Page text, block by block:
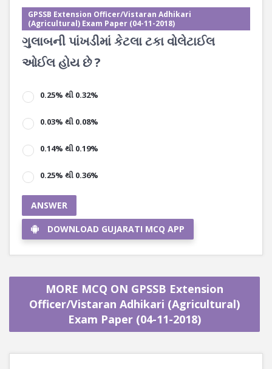
GPSSB Extension Officer/Vistaran Adhikari
(Agricultural) Exam Paper (04-11-2018)
ગુલાબની પાંખડીમાં કેટલા ટકા વોલેટાઈલ
ઓઈલ હોય છે ?
0.25% થી 0.32%
0.03% થી 0.08%
0.14% થી 0.19%
0.25% થી 0.36%
ANSWER
DOWNLOAD GUJARATI MCQ APP
MORE MCQ ON GPSSB Extension
Officer/Vistaran Adhikari (Agricultural)
Exam Paper (04-11-2018)